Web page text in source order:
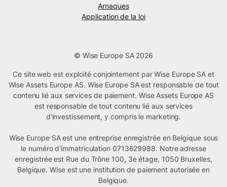
Arnaques
Application de la loi
© Wise Europe SA 2026
Ce site web est exploité conjointement par Wise Europe SA et
Wise Assets Europe AS. Wise Europe SA est responsable de tout
contenu lié aux services de paiement. Wise Assets Europe AS
est responsable de tout contenu lié aux services
d'investissement, y compris le marketing.
Wise Europe SA est une entreprise enregistrée en Belgique sous
le numéro d'immatriculation 0713629988. Notre adresse
enregistrée est Rue du Trône 100, 3e étage, 1050 Bruxelles,
Belgique. Wise est une institution de paiement autorisée en
Belgique.